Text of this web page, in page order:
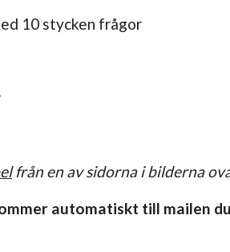
10 stycken frågor
från en av sidorna i bilderna
automatiskt till mailen